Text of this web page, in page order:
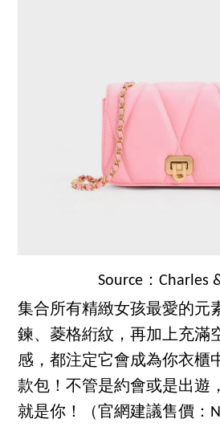
Source：Charles
集合所有精緻女孩最愛的元
鍊、菱格絎紋，再加上充滿
感，都注定它會成為你衣櫃
款包！不管是約會或是出遊
就是你！（官網建議售價：